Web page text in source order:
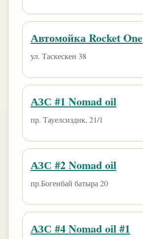
Автомойка Rocket One
ул. Таскескен 38
АЗС #1 Nomad oil
пр. Тауелсиздик, 21/1
АЗС #2 Nomad oil
пр.Богенбай батыра 20
АЗС #4 Nomad oil #1